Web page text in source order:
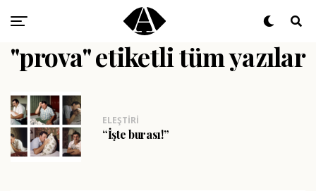
"prova" etiketli tüm yazılar
ELEŞTIRI
“İşte burası!”